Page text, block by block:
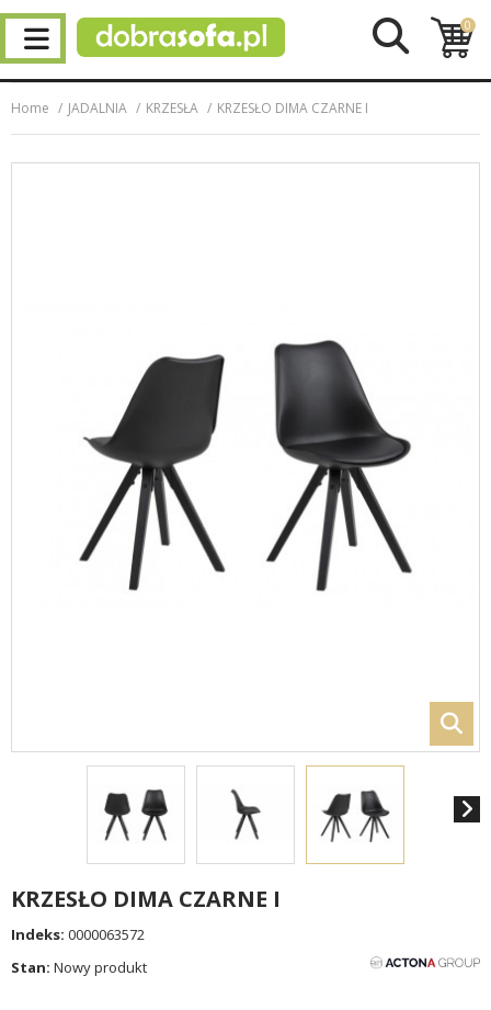
0
Home JADALNIA KRZESŁA KRZESŁO DIMA CZARNE I
KRZESŁO DIMA CZARNE I
Indeks: 0000063572
Stan: Nowy produkt